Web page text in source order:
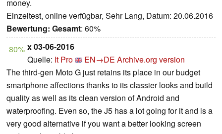
money.
Einzeltest, online verfügbar, Sehr Lang, Datum: 20.06.2016
Bewertung: Gesamt: 60%
80% x 03-06-2016
Quelle: It Pro EN→DE Archive.org version
The third-gen Moto G just retains its place in our budget
smartphone affections thanks to its classier looks and build
quality as well as its clean version of Android and
waterproofing. Even so, the J5 has a lot going for it and is a
very good alternative if you want a better looking screen